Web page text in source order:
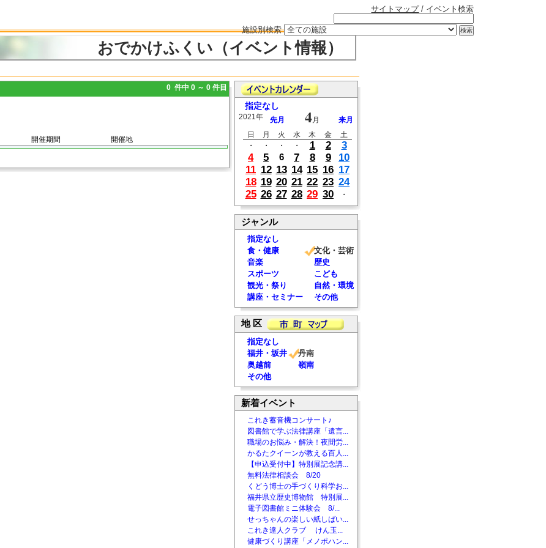
サイトマップ/ イベント検索
施設別検索
おでかけふくい（イベント情報）
0 件中 0 ～ 0 件目
開催期間 開催地
指定なし
2021年 先月 4月
来月
日
月 火 水 木 金
土
・
・ ・ ・ 1 2
3
4
5 6 7 8 9
10
11 12 13 14 15 16 17
18 19 20 21 22 23 24
25 26 27 28 29 30 ・
ジャンル
指定なし
食・健康
文化・芸術
音楽
歴史
スポーツ
こども
観光・祭り
自然・環境
講座・セミナー
その他
地 区
指定なし
福井・坂井
丹南
奥越前
嶺南
その他
新着イベント
これき蓄音機コンサート♪
図書館で学ぶ法律講座「遺言...
職場のお悩み・解決！夜間労...
かるたクイーンが教える百人...
【申込受付中】特別展記念講...
無料法律相談会 8/20
くどう博士の手づくり科学お...
福井県立歴史博物館 特別展...
電子図書館ミニ体験会 8/...
せっちゃんの楽しい紙しばい...
これき達人クラブ けん玉...
健康づくり講座「メノポハン...